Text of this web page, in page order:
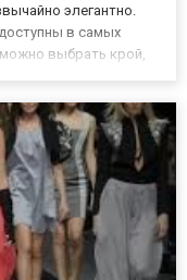
элегантно.
в самых
выбрать крой,